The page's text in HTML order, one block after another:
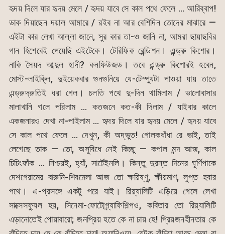
হৃদয় দিলে যার হৃদয় মেলে / হৃদয় যাবে সে কাল পথে ফেলে … আরিব্বাপ!
ডাক দিয়াছেন দয়াল আমারে / রইব না আর বেশিদিন তোদের মাঝারে —
এইটা কার লেখা আল্লা জানে, সুর কার তা-ও জানি না, আমরা ছায়াছবির
গান হিশেবেই পেয়েছি এইটেকে। টেরিফিক রেন্ডিশন। এন্ড্রু কিশোর।
নাকি সৈয়দ আব্দুল হাদী? কনফিউজড। তবে এন্ড্রু কিশোরই হবেন,
মোস্ট-লাইক্লি, দুইয়েকবার গুনগুনিয়ে যে-টেম্প্যুটা পাওয়া যায় তাতে
এন্ড্রুদ্রুতিই ধরা গেল। চলতি পথে দু-দিন থামিলাম / ভালোবাসার
মালাখানি গলে পরিলাম … কতজনে কত-কী দিলাম / যাইবার কালে
একজনারও দেখা না-পাইলাম … হৃদয় দিলে যার হৃদয় মেলে / হৃদয় যাবে
সে কাল পথে ফেলে … দেখুন, কী অদ্ভুত! গোলকধাঁধা রে ভাই, তাই
লেগেছে তাক — তো, অসুবিধে নেই কিচ্ছু — কপাল মন্দ আজ, কাল
চিচিংফাঁক … নিশ্চয়ই, হ্যাঁ, সার্টেইনলি। কিন্তু দুরন্ত দিনের ঘূর্ণিপাকে
দেশগেরামের বারুনি-শিবমেলা আজ তো ক্ষয়িষ্ণু, ক্ষীয়মাণ, লুপ্ত হবার
পথে। এ-প্রসঙ্গে একটু পরে যাই। রিয়্যালিটি এড়িয়ে গেলে লেখা
সাক্সেসফ্যুল হয়, সিনেমা-ফোটোগ্র্যাফিশিল্পও, কবিতার তো রিয়্যালিটি
এড়ানোতেই পোয়াবারো; জনপ্রিয় হতে কে না চায় হে! প্রিয়জনহীনতায় কে